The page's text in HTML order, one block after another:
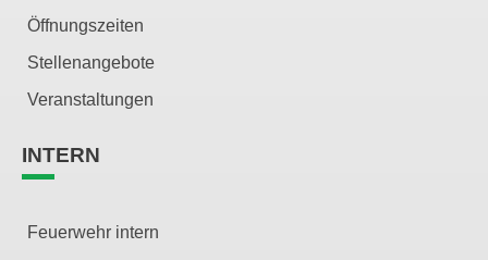
Öffnungszeiten
Stellenangebote
Veranstaltungen
INTERN
Feuerwehr intern